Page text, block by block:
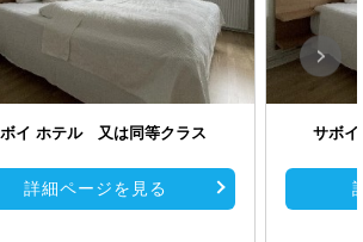
イ ホテル 又は同等クラス
詳細ページを見る
サボ